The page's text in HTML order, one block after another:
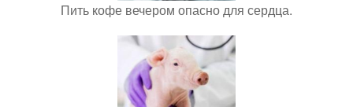
Пить кофе вечером опасно для сердца.